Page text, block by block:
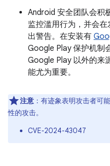
Android 安全团队会积
监控滥用行为，并会在
出警告。在安装有
Google Play 保护机制
Google Play 以外的来
能尤为重要。
注意 ：有迹象表明攻击者可
性的攻击。
CVE-2024-43047